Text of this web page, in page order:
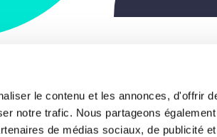
le contenu et les annonces, d'offrir
notre trafic. Nous partageons
de médias sociaux, de publicité
123
Notre
Les visages